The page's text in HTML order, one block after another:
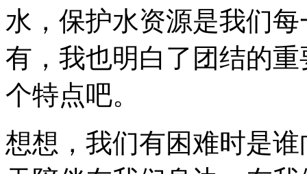
水，保护水资源是我们
有，我也明白了团结的
个特点吧。
想想，我们有困难时是